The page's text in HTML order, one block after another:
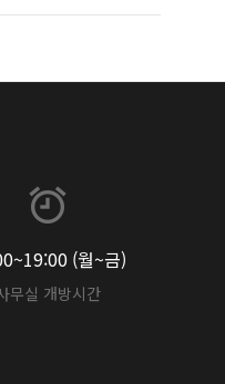
(월~금)
무실 개방시간